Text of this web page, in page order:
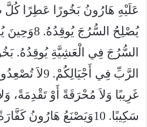
عَلَيْهِ هَارُونُ بَخُورًا عَطِرًا كُلَّ
يُصْلِحُ السُّرُجَ
السُّرُجَ فِي الْعَشِيَّةِ يُوقِدُهُ.
الرَّبِّ فِي
غَرِيبًا وَلاَ مُحْرَقَةً أَوْ تَقْدِمَةً،
سَكِيبًا. 10وَيَصْنَعُ هَارُونُ